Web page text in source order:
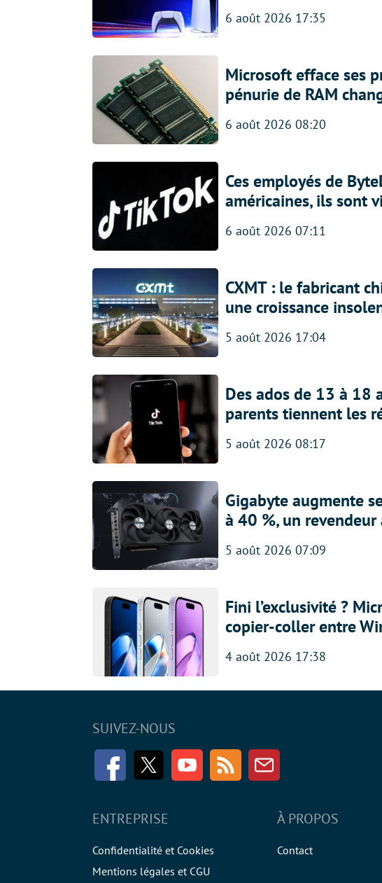
6 août 2026 17:35
Microsoft efface ses
pénurie de RAM
6 août 2026 08:20
Ces employés de
américaines, ils sont
6 août 2026 07:11
CXMT : le fabricant
une croissance
5 août 2026 17:04
Des ados de 13 à 18
parents tiennent les
5 août 2026 08:17
Gigabyte augmente
à 40 %, un
5 août 2026 07:09
Fini l’exclusivité ?
copier-coller entre
4 août 2026 17:38
SUIVEZ-NOUS
FacebookTwitter Youtube RSS Newsletter
ENTREPRISE
Confidentialité et Cookies
Mentions légales et CGU
À PROPOS
Contact